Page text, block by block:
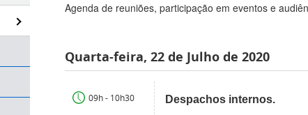
Agenda de reuniões, participação em eventos e
Quarta-feira, 22 de Julho de 2020
09h - 10h30 Despachos internos.